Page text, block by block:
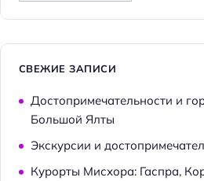
СВЕЖИЕ ЗАПИСИ
Достопримечательности и
Большой Ялты
Экскурсии и
Курорты Мисхора: Гаспра,